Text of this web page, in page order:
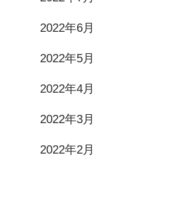
2022年6月
2022年5月
2022年4月
2022年3月
2022年2月